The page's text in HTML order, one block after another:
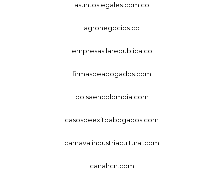
asuntoslegales.com.co
agronegocios.co
empresas.larepublica.co
firmasdeabogados.com
bolsaencolombia.com
casosdeexitoabogados.com
carnavalindustriacultural.com
canalrcn.com